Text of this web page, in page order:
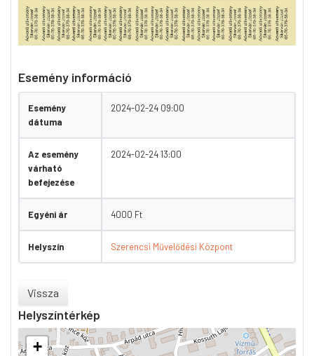
Esemény információ
Esemény
dátuma
2024-02-24 09:00
Az esemény
várható
befejezése
2024-02-24 13:00
Egyéni ár 4000 Ft
Helyszín Szerencsi Művelődési Központ
Vissza
Helyszíntérkép
+